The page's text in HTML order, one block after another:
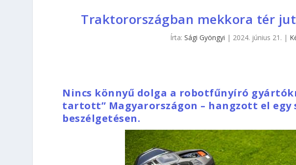
Traktorországban mekkora tér
Írta:Sági Gyöngyi | 2024. június 21. |
Nincs könnyű dolga a robotfűnyíró
tartott” Magyarországon – hangzott el egy
beszélgetésen.